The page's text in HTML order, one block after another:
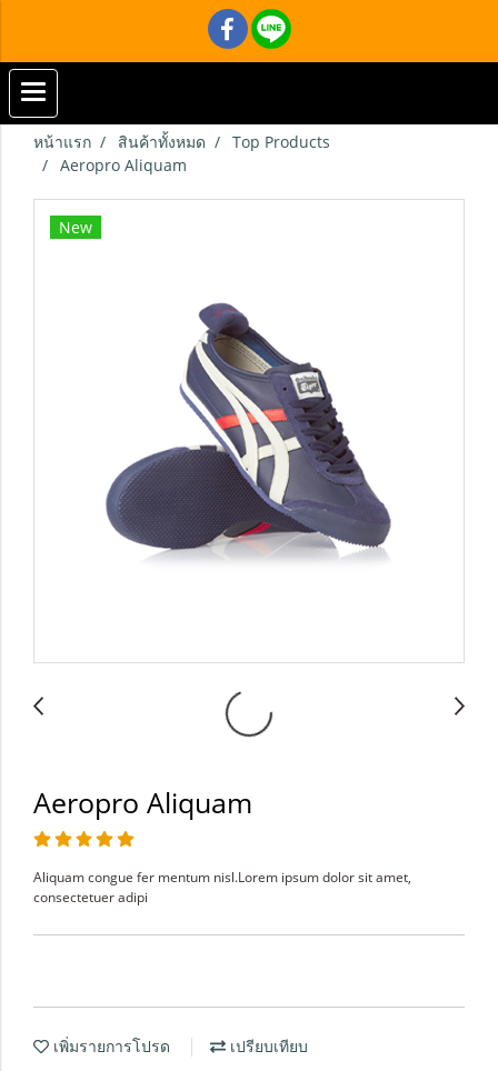
หน้าแรก สินค้าทั้งหมด
Top Products
Aeropro Aliquam
New
Aeropro Aliquam
Aliquam congue fer mentum nisl.Lorem ipsum dolor sit amet,
consectetuer adipi
เพิ่มรายการโปรด เปรียบเทียบ